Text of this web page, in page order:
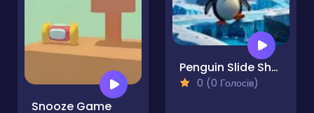
Snooze Game
Penguin Slide Showdown Coin Rush Challenge
0 (0 Голосів)